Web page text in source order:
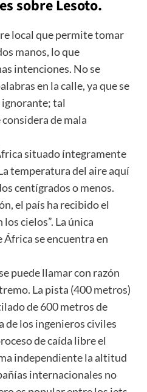
sobre Lesoto.
local que permite tomar
manos, lo que
intenciones. No se
en la calle, ya que se
ignorante; tal
de mala
situado íntegramente
temperatura del aire aquí
centígrados o menos.
el país ha recibido el
cielos”. La única
África se encuentra en
puede llamar con razón
La pista (400 metros)
de 600 metros de
de los ingenieros civiles
de caída libre el
independiente la altitud
internacionales no